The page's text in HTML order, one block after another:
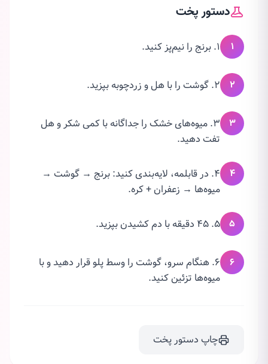
دستور پخت
۱ 1. برنج را نیم‌پز کنید.
۲ 2. گوشت را با هل و زردچوبه بپزید.
۳
3. میوه‌های خشک را جداگانه با کمی شکر و هل
تفت دهید.
۴
4. در قابلمه، لایه‌بندی کنید: برنج → گوشت →
میوه‌ها → زعفران + کره.
۵ 5. 45 دقیقه با دم کشیدن بپزید.
۶
6. هنگام سرو، گوشت را وسط پلو قرار دهید و با
میوه‌ها تزئین کنید.
چاپ دستور پخت